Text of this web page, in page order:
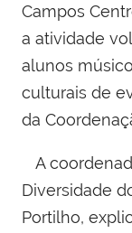
Campos
a atividade
alunos
culturais de
da
A
Diversidade
Portilho,